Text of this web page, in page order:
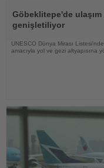
Oku
Göbeklitepe'de ulaşım
genişletiliyor
UNESCO Dünya Mirası
amacıyla yol ve gezi altyapısına